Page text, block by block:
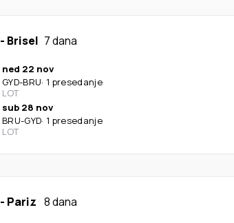
- Brisel 7 dana
ned 22 nov
GYD-BRU· 1 presedanje
LOT
sub 28 nov
BRU-GYD· 1 presedanje
LOT
- Pariz 8 dana